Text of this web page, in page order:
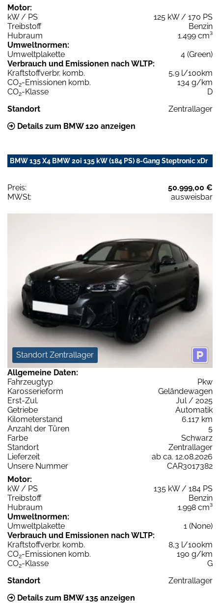
Motor:
kW / PS
125 kW / 170 PS
Treibstoff
Benzin
Hubraum
1.499 cm³
Umweltnormen:
Umweltplakette
4 (Green)
Verbrauch und Emissionen nach WLTP:
Kraftstoffverbr. komb.
5,9 l/100km
CO2-Emissionen komb.
134 g/km
CO2-Klasse
D
Standort
Zentrallager
Details zum BMW 120 anzeigen
BMW 135 X4 BMW 20i 135 kW (184 PS) 8-Gang Steptronic xDr
Preis:
50.999,00 €
MWSt:
ausweisbar
Standort Zentrallager
Allgemeine Daten:
Fahrzeugtyp
Pkw
Karosserieform
Geländewagen
Erst-Zul.
Jul / 2025
Getriebe
Automatik
Kilometerstand
6.117 km
Anzahl der Türen
5
Farbe
Schwarz
Standort
Zentrallager
Lieferzeit
ab ca. 12.08.2026
Unsere Nummer
CAR3017382
Motor:
kW / PS
135 kW / 184 PS
Treibstoff
Benzin
Hubraum
1.998 cm³
Umweltnormen:
Umweltplakette
1 (None)
Verbrauch und Emissionen nach WLTP:
Kraftstoffverbr. komb.
8,3 l/100km
CO2-Emissionen komb.
190 g/km
CO2-Klasse
G
Standort
Zentrallager
Details zum BMW 135 anzeigen